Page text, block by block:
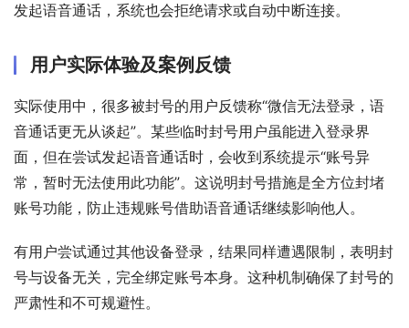
发起语音通话，系统也会拒绝请求或自动中断连接。
用户实际体验及案例反馈
实际使用中，很多被封号的用户反馈称“微信无法登录，语
音通话更无从谈起”。某些临时封号用户虽能进入登录界
面，但在尝试发起语音通话时，会收到系统提示“账号异
常，暂时无法使用此功能”。这说明封号措施是全方位封堵
账号功能，防止违规账号借助语音通话继续影响他人。
有用户尝试通过其他设备登录，结果同样遭遇限制，表明封
号与设备无关，完全绑定账号本身。这种机制确保了封号的
严肃性和不可规避性。